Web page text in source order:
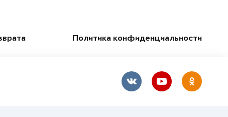
Политика конфиденциальности